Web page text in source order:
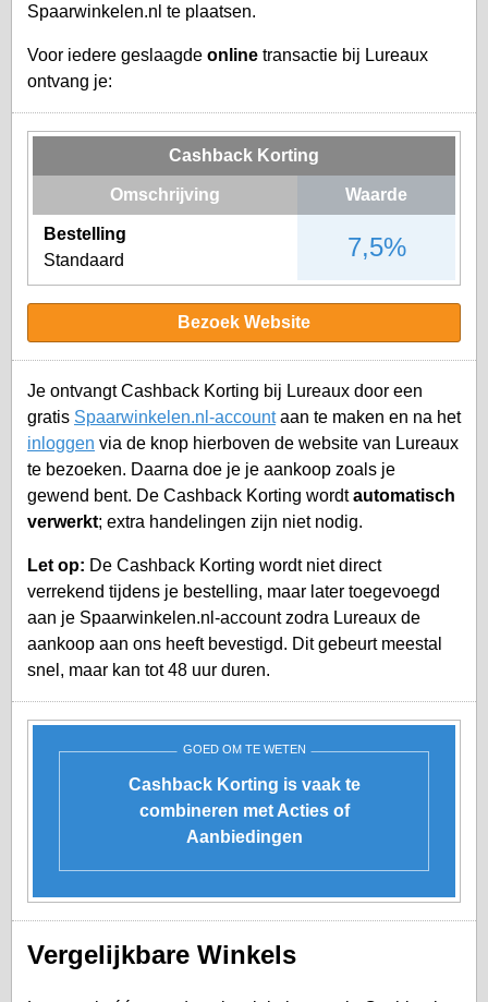
Spaarwinkelen.nl te plaatsen.
Voor iedere geslaagde online transactie bij Lureaux
ontvang je:
Cashback Korting
Omschrijving Waarde
Bestelling
Standaard
7,5%
Bezoek Website
Je ontvangt Cashback Korting bij Lureaux door een
gratis Spaarwinkelen.nl-accountaan te maken en na het
inloggen via de knop hierboven de website van Lureaux
te bezoeken. Daarna doe je je aankoop zoals je
gewend bent. De Cashback Korting wordtautomatisch
verwerkt; extra handelingen zijn niet nodig.
Let op: De Cashback Korting wordt niet direct
verrekend tijdens je bestelling, maar later toegevoegd
aan je Spaarwinkelen.nl-accountzodra Lureaux de
aankoop aan ons heeft bevestigd. Dit gebeurt meestal
snel, maar kan tot 48 uur duren.
GOED OM TE WETEN
Cashback Korting is vaak te
combineren met Acties of
Aanbiedingen
Vergelijkbare Winkels